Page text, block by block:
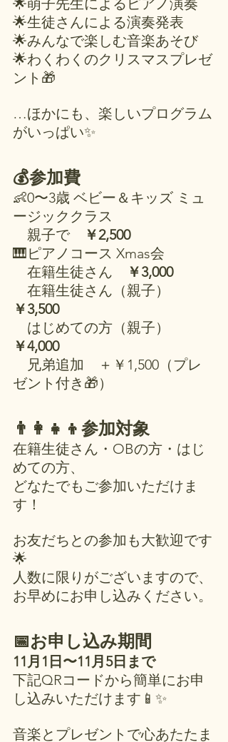
🌟萌子先生によるピアノ演奏
🌟生徒さんによる演奏発表
🌟みんなで楽しむ音楽あそび
🌟わくわくのクリスマスプレゼ
ント🎁
…ほかにも、楽しいプログラム
がいっぱい✨
💰参加費
👶0〜3歳 ベビー＆キッズ ミュ
ージッククラス
親子で
￥2,500
🎹ピアノコース Xmas会
在籍生徒さん
￥3,000
在籍生徒さん（親子）
￥3,500
はじめての方（親子）
￥4,000
兄弟追加　＋￥1,500（プレ
ゼント付き🎁）
👨‍👩‍👧‍👦参加対象
在籍生徒さん・OBの方・はじ
めての方、
どなたでもご参加いただけま
す！
お友だちとの参加も大歓迎です
🌟
人数に限りがございますので、
お早めにお申し込みください。
📅お申し込み期間
11月1日〜11月5日まで
下記QRコードから簡単にお申
し込みいただけます📱✨
音楽とプレゼントで心あたたま